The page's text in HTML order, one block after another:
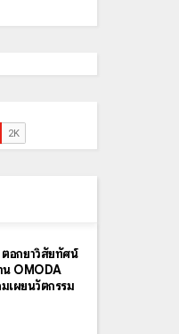
อกย้ำวิสัยทัศน์
น OMODA
เผยนวัตกรรม